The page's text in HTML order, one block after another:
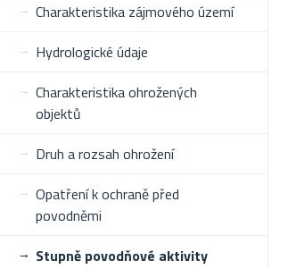
Charakteristika zájmového území
Hydrologické údaje
Charakteristika ohrožených
objektů
Druh a rozsah ohrožení
Opatření k ochraně před
povodněmi
Stupně povodňové aktivity